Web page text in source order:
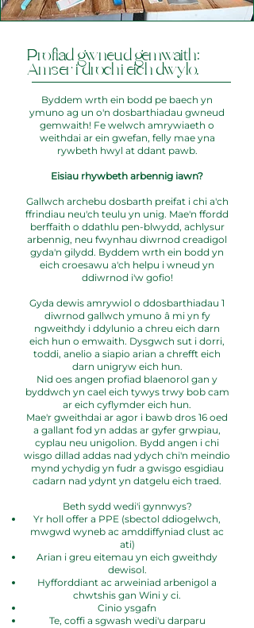
Profiad gwneud gemwaith:
Amser i drochi eich dwylo.
Byddem wrth ein bodd pe baech yn
ymuno ag un o'n dosbarthiadau gwneud
gemwaith! Fe welwch amrywiaeth o
weithdai ar ein gwefan, felly mae yna
rywbeth hwyl at ddant pawb.
Eisiau rhywbeth arbennig iawn?
Gallwch archebu dosbarth preifat i chi a'ch
ffrindiau neu'ch teulu yn unig. Mae'n ffordd
berffaith o ddathlu pen-blwydd, achlysur
arbennig, neu fwynhau diwrnod creadigol
gyda'n gilydd. Byddem wrth ein bodd yn
eich croesawu a'ch helpu i wneud yn
ddiwrnod i'w gofio!
Gyda dewis amrywiol o ddosbarthiadau 1
diwrnod gallwch ymuno â mi yn fy
ngweithdy i ddylunio a chreu eich darn
eich hun o emwaith. Dysgwch sut i dorri,
toddi, anelio a siapio arian a chrefft eich
darn unigryw eich hun.
Nid oes angen profiad blaenorol gan y
byddwch yn cael eich tywys trwy bob cam
ar eich cyflymder eich hun.
Mae'r gweithdai ar agor i bawb dros 16 oed
a gallant fod yn addas ar gyfer grwpiau,
cyplau neu unigolion. Bydd angen i chi
wisgo dillad addas nad ydych chi'n meindio
mynd ychydig yn fudr a gwisgo esgidiau
cadarn nad ydynt yn datgelu eich traed.
Beth sydd wedi'i gynnwys?
Yr holl offer a PPE (sbectol ddiogelwch,
mwgwd wyneb ac amddiffyniad clust ac
ati)
Arian i greu eitemau yn eich gweithdy
dewisol.
Hyfforddiant ac arweiniad arbenigol a
chwtshis gan Wini y ci.
Cinio ysgafn
Te, coffi a sgwash wedi'u darparu